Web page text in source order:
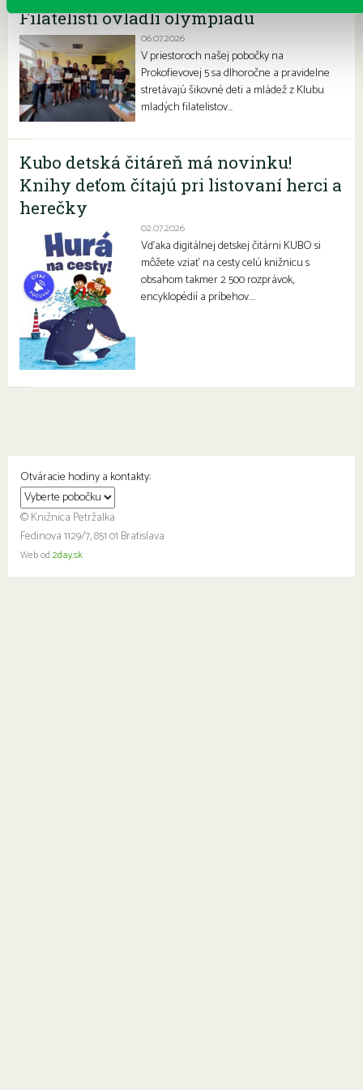
Filatelisti ovládli olympiádu
06.07.2026
V priestoroch našej pobočky na
Prokofievovej 5 sa dlhoročne a pravidelne
stretávajú šikovné deti a mládež z Klubu
mladých filatelistov…
Kubo detská čitáreň má novinku!
Knihy deťom čítajú pri listovaní herci a
herečky
02.07.2026
Vďaka digitálnej detskej čitárni KUBO si
môžete vziať na cesty celú knižnicu s
obsahom takmer 2 500 rozprávok,
encyklopédií a príbehov….
Otváracie hodiny a kontakty:
© Knižnica Petržalka
Fedinova 1129/7, 851 01 Bratislava
Web od 2day.sk